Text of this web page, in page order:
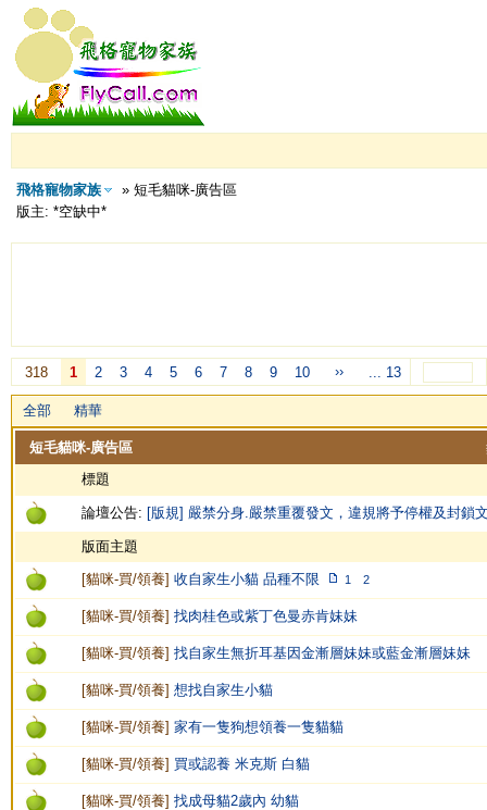
飛格寵物家族
» 短毛貓咪-廣告區
版主: *空缺中*
318 1 2 3 4 5 6 7 8 9 10 ›› ... 13
全部 精華
短毛貓咪-廣告區
標題
論壇公告: [版規] 嚴禁分身.嚴禁重覆發文，違規將予停權及封鎖
版面主題
[貓咪-買/領養] 收自家生小貓 品種不限 1 2
[貓咪-買/領養] 找肉桂色或紫丁色曼赤肯妹妹
[貓咪-買/領養] 找自家生無折耳基因金漸層妹妹或藍金漸層妹妹
[貓咪-買/領養] 想找自家生小貓
[貓咪-買/領養] 家有一隻狗想領養一隻貓貓
[貓咪-買/領養] 買或認養 米克斯 白貓
[貓咪-買/領養] 找成母貓2歲內 幼貓